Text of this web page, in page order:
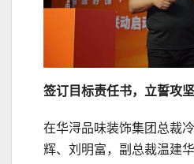
签订目标责任书，立誓攻
在华浔品味装饰集团总裁
辉、刘明富，副总裁温建